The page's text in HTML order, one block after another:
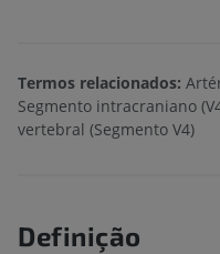
Termos relacionados:
Segmento intracraniano
vertebral (Segmento V4)
Definição